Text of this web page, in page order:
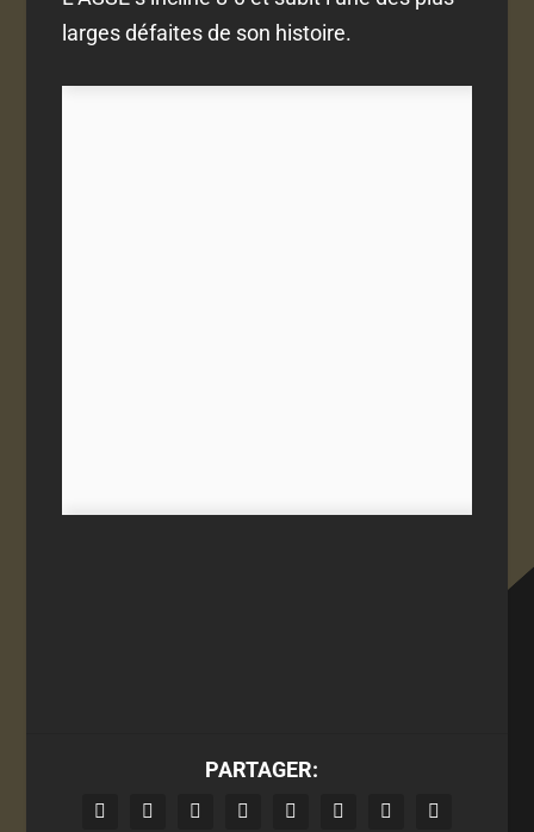
larges défaites de son histoire.
PARTAGER: